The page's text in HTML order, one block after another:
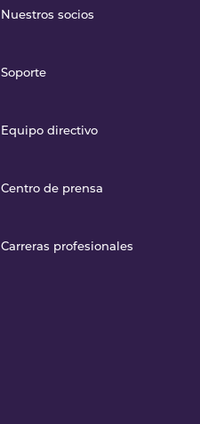
Nuestros socios
Soporte
Equipo directivo
Centro de prensa
Carreras profesionales